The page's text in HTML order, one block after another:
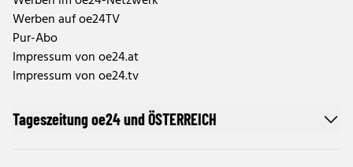
Werben auf oe24TV
Pur-Abo
Impressum von oe24.at
Impressum von oe24.tv
Tageszeitung oe24 und ÖSTERREICH